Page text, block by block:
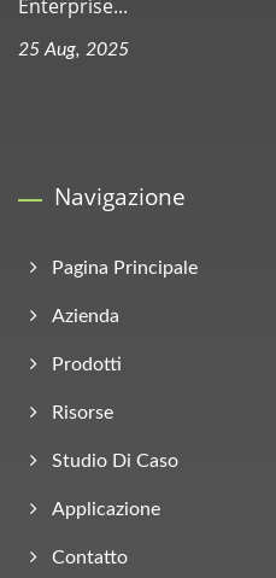
Enterprise...
25 Aug, 2025
Navigazione
Pagina Principale
Azienda
Prodotti
Risorse
Studio Di Caso
Applicazione
Contatto